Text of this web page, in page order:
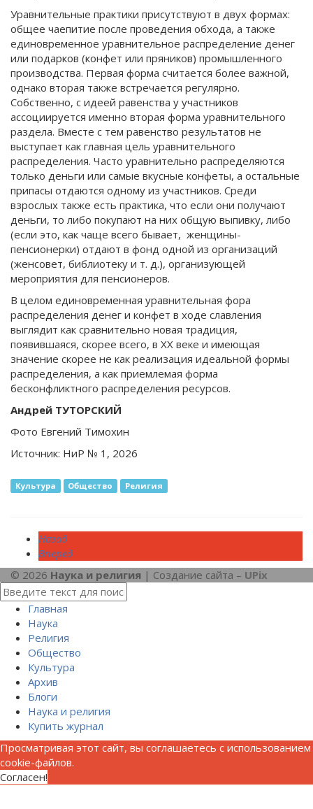
Уравнительные практики присутствуют в двух формах:
общее чаепитие после проведения обхода, а также
единовременное уравнительное распределение денег
или подарков (конфет или пряников) промышленного
производства. Первая форма считается более важной,
однако вторая также встречается регулярно.
Собственно, с идеей равенства у участников
ассоциируется именно вторая форма уравнительного
раздела. Вместе с тем равенство результатов не
выступает как главная цель уравнительного
распределения. Часто уравнительно распределяются
только деньги или самые вкусные конфеты, а остальные
припасы отдаются одному из участников. Среди
взрослых также есть практика, что если они получают
деньги, то либо покупают на них общую выпивку, либо
(если это, как чаще всего бывает, женщины-
пенсионерки) отдают в фонд одной из организаций
(женсовет, библиотеку и т. д.), организующей
мероприятия для пенсионеров.
В целом единовременная уравнительная фора
распределения денег и конфет в ходе славления
выглядит как сравнительно новая традиция,
появившаяся, скорее всего, в XX веке и имеющая
значение скорее не как реализация идеальной формы
распределения, а как приемлемая форма
бесконфликтного распределения ресурсов.
Андрей ТУТОРСКИЙ
Фото Евгений Тимохин
Источник: НиР № 1, 2026
Культура Общество Религия
Назад
Вперед
© 2026 Наука и религия | Создание сайта – UPix
Главная
Наука
Религия
Общество
Культура
Архив
Блоги
Наука и религия
Купить журнал
Просматривая этот сайт, вы соглашаетесь с использованием
cookie-файлов.
Согласен!